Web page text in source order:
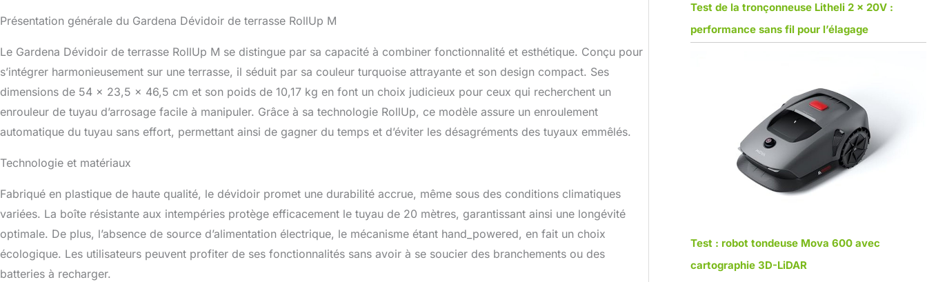
y compris vis et chevilles
Présentation générale du Gardena Dévidoir de terrasse RollUp M
Le Gardena Dévidoir de terrasse RollUp M se distingue par sa capacité à combiner fonctionnalité et esthétique. Conçu pour
s’intégrer harmonieusement sur une terrasse, il séduit par sa couleur turquoise attrayante et son design compact. Ses
dimensions de 54 x 23,5 x 46,5 cm et son poids de 10,17 kg en font un choix judicieux pour ceux qui recherchent un
enrouleur de tuyau d’arrosage facile à manipuler. Grâce à sa technologie RollUp, ce modèle assure un enroulement
automatique du tuyau sans effort, permettant ainsi de gagner du temps et d’éviter les désagréments des tuyaux emmêlés.
Technologie et matériaux
Fabriqué en plastique de haute qualité, le dévidoir promet une durabilité accrue, même sous des conditions climatiques
variées. La boîte résistante aux intempéries protège efficacement le tuyau de 20 mètres, garantissant ainsi une longévité
optimale. De plus, l’absence de source d’alimentation électrique, le mécanisme étant hand_powered, en fait un choix
écologique. Les utilisateurs peuvent profiter de ses fonctionnalités sans avoir à se soucier des branchements ou des
batteries à recharger.
Test de la tronçonneuse Litheli 2 x 20V :
performance sans fil pour l’élagage
Test : robot tondeuse Mova 600 avec
cartographie 3D-LiDAR